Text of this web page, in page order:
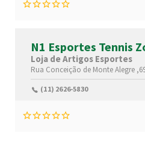
N1 Esportes Tennis
Loja de Artigos Esportes
Rua Conceição de Monte Alegre
(11) 2626-5830